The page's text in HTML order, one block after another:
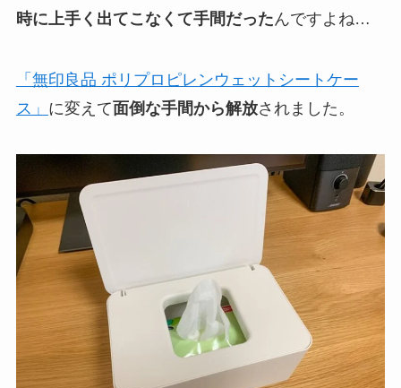
時に上手く出てこなくて手間だったんですよね…
「無印良品 ポリプロピレンウェットシートケー
ス」 に変えて面倒な手間から解放されました。